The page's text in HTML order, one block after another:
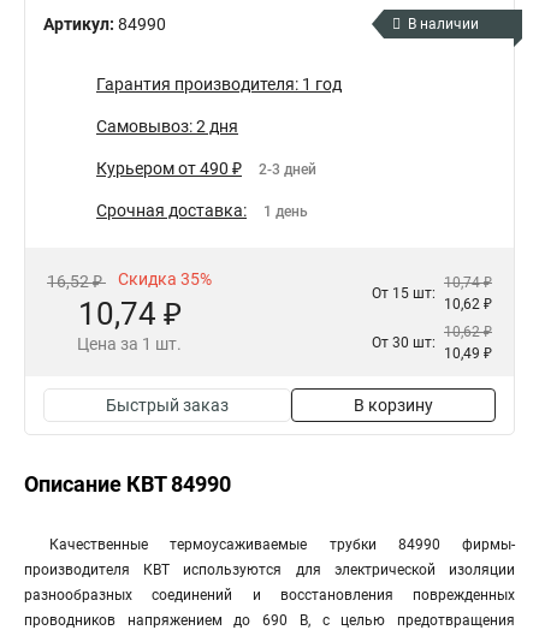
Артикул: 84990 В наличии
Гарантия производителя: 1 год
Самовывоз: 2 дня
Курьером от 490 ₽ 2-3 дней
Срочная доставка: 1 день
16,52 ₽ Скидка 35%
10,74 ₽
Цена за 1 шт.
От 15 шт:
10,74 ₽
10,62 ₽
От 30 шт:
10,62 ₽
10,49 ₽
Быстрый заказ В корзину
Описание КВТ 84990
Качественные термоусаживаемые трубки 84990 фирмы-
производителя КВТ используются для электрической изоляции
разнообразных соединений и восстановления поврежденных
проводников напряжением до 690 В, с целью предотвращения